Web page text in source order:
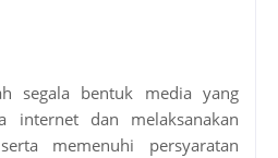
segala bentuk media yang
internet dan melaksanakan
memenuhi persyaratan